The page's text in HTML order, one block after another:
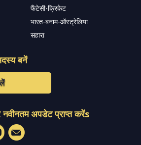
फैंटेसी-क्रिकेट
भारत-बनाम-ऑस्ट्रेलिया
सहारा
बनें
अपडेट प्राप्त करेंs